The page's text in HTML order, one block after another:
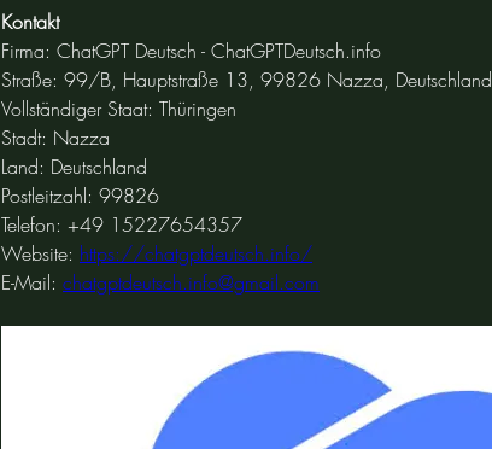
Kontakt
Firma: ChatGPT Deutsch - ChatGPTDeutsch.info
Straße: 99/B, Hauptstraße 13, 99826 Nazza, Deutschland
Vollständiger Staat: Thüringen
Stadt: Nazza
Land: Deutschland
Postleitzahl: 99826
Telefon: +49 15227654357
Website: https://chatgptdeutsch.info/
E-Mail: chatgptdeutsch.info@gmail.com